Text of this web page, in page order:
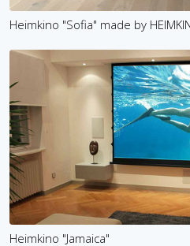
Heimkino "Sofia" made by
Heimkino "Jamaica"